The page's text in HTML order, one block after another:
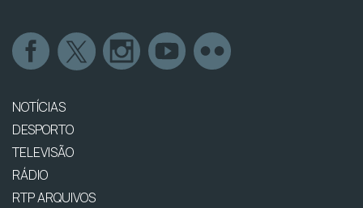
NOTÍCIAS
DESPORTO
TELEVISÃO
RÁDIO
RTP ARQUIVOS